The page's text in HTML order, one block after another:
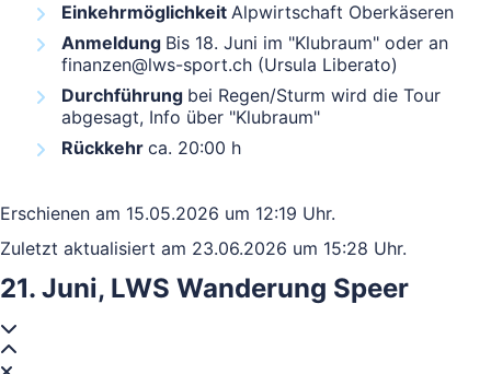
Einkehrmöglichkeit Alpwirtschaft Oberkäseren
Anmeldung Bis 18. Juni im "Klubraum" oder an
finanzen@lws-sport.ch (Ursula Liberato)
Durchführung bei Regen/Sturm wird die Tour
abgesagt, Info über "Klubraum"
Rückkehr ca. 20:00 h
Erschienen am 15.05.2026 um 12:19 Uhr.
Zuletzt aktualisiert am 23.06.2026 um 15:28 Uhr.
21. Juni, LWS Wanderung Speer